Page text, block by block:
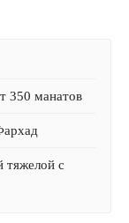
350 манатов
тяжелой с